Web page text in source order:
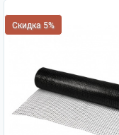
Скидка 5%